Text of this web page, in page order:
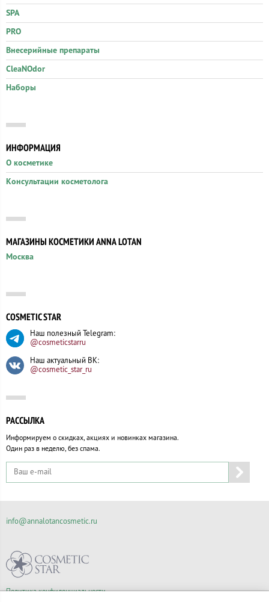
SPA
PRO
Внесерийные препараты
CleaNOdor
Наборы
ИНФОРМАЦИЯ
О косметике
Консультации косметолога
МАГАЗИНЫ КОСМЕТИКИ ANNA LOTAN
Москва
COSMETIC STAR
Наш полезный Telegram:
@cosmeticstarru
Наш актуальный ВК:
@cosmetic_star_ru
РАССЫЛКА
Информируем о скидках, акциях и новинках магазина.
Один раз в неделю, без спама.
Политика конфиденциальности
info@annalotancosmetic.ru